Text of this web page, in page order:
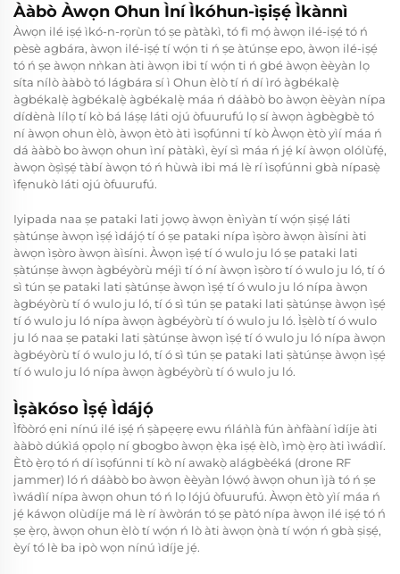
Ààbò Àwọn Ohun Ìní Ìkóhun-ìṣiṣẹ́ Ìkànnì
Àwọn ilé iṣẹ́ ìkó-n-rọrùn tó ṣe pàtàkì, tó fi mọ́ àwọn ilé-iṣẹ́ tó ń
pèsè agbára, àwọn ilé-iṣẹ́ tí wọ́n ti ń ṣe àtúnṣe epo, àwọn ilé-iṣẹ́
tó ń ṣe àwọn nǹkan àti àwọn ibi tí wọ́n ti ń gbé àwọn èèyàn lọ
síta nílò ààbò tó lágbára sí ì Ohun èlò tí ń dí ìró àgbékalẹ̀
àgbékalẹ̀ àgbékalẹ̀ àgbékalẹ̀ máa ń dáàbò bo àwọn èèyàn nípa
dídènà lílọ tí kò bá láṣẹ láti ojú òfuurufú lọ sí àwọn àgbègbè tó
ní àwọn ohun èlò, àwọn ètò àti ìsọfúnni tí kò Àwọn ètò yìí máa ń
dá ààbò bo àwọn ohun ìní pàtàkì, èyí sì máa ń jẹ́ kí àwọn olólùfẹ́,
àwọn òṣìṣẹ́ tàbí àwọn tó ń hùwà ibi má lè rí ìsọfúnni gbà nípasẹ̀
ìfẹnukò láti ojú òfuurufú.
Iyipada naa ṣe pataki lati jọwọ àwọn ènìyàn tí wọ́n ṣiṣẹ́ láti
ṣàtúnṣe àwọn ìṣẹ́ ìdájọ́ tí ó ṣe pataki nípa ìṣòro àwọn àìsíni àti
àwọn ìṣòro àwọn àìsíni. Àwọn ìṣẹ́ tí ó wulo ju ló ṣe pataki lati
ṣàtúnṣe àwọn àgbéyòrù méjì tí ó ní àwọn ìṣòro tí ó wulo ju ló, tí ó
sì tún ṣe pataki lati ṣàtúnṣe àwọn ìṣẹ́ tí ó wulo ju ló nípa àwọn
àgbéyòrù tí ó wulo ju ló, tí ó sì tún ṣe pataki lati ṣàtúnṣe àwọn ìṣẹ́
tí ó wulo ju ló nípa àwọn àgbéyòrù tí ó wulo ju ló. Ìṣèlò tí ó wulo
ju ló naa ṣe pataki lati ṣàtúnṣe àwọn ìṣẹ́ tí ó wulo ju ló nípa àwọn
àgbéyòrù tí ó wulo ju ló, tí ó sì tún ṣe pataki lati ṣàtúnṣe àwọn ìṣẹ́
tí ó wulo ju ló nípa àwọn àgbéyòrù tí ó wulo ju ló.
Ìṣàkóso Ìṣẹ́ Ìdájọ́
Ìfòòró ẹni nínú ilé iṣẹ́ ń ṣàpẹẹrẹ ewu ńláǹlà fún àǹfààní ìdíje àti
ààbò dúkìá ọpọlọ ní gbogbo àwọn ẹ̀ka iṣẹ́ èlò, ìmọ̀ ẹ̀rọ àti ìwádìí.
Ètò ẹ̀rọ tó ń dí ìsọfúnni tí kò ní awakọ̀ alágbèéká (drone RF
jammer) ló ń dáàbò bo àwọn èèyàn lọ́wọ́ àwọn ohun ìjà tó ń ṣe
ìwádìí nípa àwọn ohun tó ń lọ lójú òfuurufú. Àwọn ètò yìí máa ń
jẹ́ káwọn olùdíje má lè rí àwòrán tó ṣe pàtó nípa àwọn ilé iṣẹ́ tó ń
ṣe ẹ̀rọ, àwọn ohun èlò tí wọ́n ń lò àti àwọn ọ̀nà tí wọ́n ń gbà ṣiṣẹ́,
èyí tó lè ba ipò wọn nínú ìdíje jẹ́.